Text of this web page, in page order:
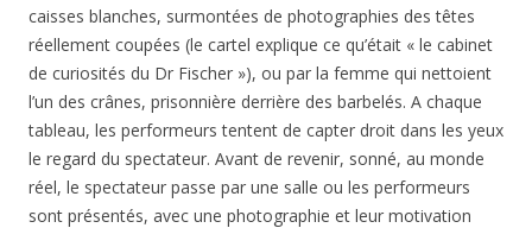
caisses blanches, surmontées de photographies des têtes
réellement coupées (le cartel explique ce qu’était « le cabinet
de curiosités du Dr Fischer »), ou par la femme qui nettoient
l’un des crânes, prisonnière derrière des barbelés. A chaque
tableau, les performeurs tentent de capter droit dans les yeux
le regard du spectateur. Avant de revenir, sonné, au monde
réel, le spectateur passe par une salle ou les performeurs
sont présentés, avec une photographie et leur motivation